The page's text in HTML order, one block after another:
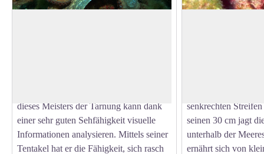
dieses Meisters der Tarnung kann dank
einer sehr guten Sehfähigkeit visuelle
Informationen analysieren. Mittels seiner
Tentakel hat er die Fähigkeit, sich rasch
senkrechten
seinen 30 cm jagt
unterhalb der
ernährt sich von